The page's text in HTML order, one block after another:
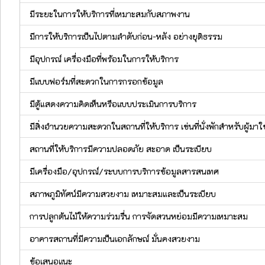
มีระยะในการให้บริการที่เหมาะสมกับสภาพงาน
มีการให้บริการเป็นไปตามลำดับก่อน-หลัง อย่างยุติธรรม
มีอุปกรณ์ เครื่องมือที่พร้อมในการให้บริการ
มีแบบฟอร์มที่สะดวกในการกรอกข้อมูล
มีตู้แสดงความคิดเห็นหรือแบบประเมินการบริการ
มีสิ่งอำนวยความสะดวกในสถานที่ให้บริการ เช่นที่นั่งพักสำหรับผู้มา
สถานที่ให้บริการมีความปลอดภัย สะอาด เป็นระเบียบ
มีเครื่องมือ/อุปกรณ์/ระบบการบริการข้อมูลสารสนเทศ
สภาพภูมิทัศน์มีความสวยงาม เหมาะสมและเป็นระเบียบ
การปลูกต้นไม้ให้ความร่วมรื่น การจัดสวนหย่อมมีความเหมาะสม
อาคารสถานที่มีความเป็นเอกลักษณ์ มั่นคงสวยงาม
ข้อเสนอแนะ